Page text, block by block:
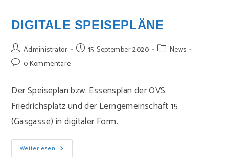
DIGITALE SPEISEPLÄNE
Beitrags-
Autor:
Administrator
Beitrag15. September 2020
Beitrags-
News
Beitrags-
0 Kommentare
Der Speiseplan bzw. Essensplan der OVS
Friedrichsplatz und der Lerngemeinschaft 15
(Gasgasse) in digitaler Form.
Weiterlesen Digitale
Speisepläne